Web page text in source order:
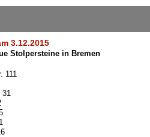
3.12.2015
Stolpersteine in Bremen
111
31